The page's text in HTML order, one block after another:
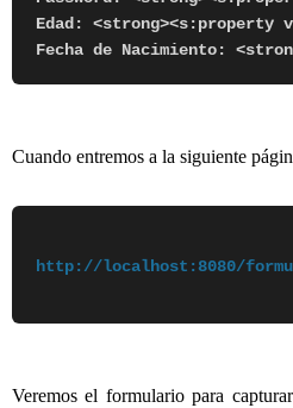
Edad: <strong><s:property
Fecha de Nacimiento:
Cuando entremos a la siguiente
http://localhost:8080/
Veremos el formulario para